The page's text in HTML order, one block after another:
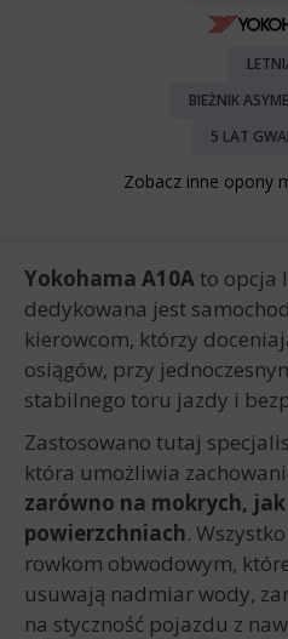
BIEŻNIK
5 LAT
Zobacz inne opony
Yokohama A10A to opcja
dedykowana jest
kierowcom, którzy
osiągów, przy
stabilnego toru jazdy i
Zastosowano tutaj
która umożliwia
zarówno na mokrych, jak
powierzchniach.
rowkom obwodowym,
usuwają nadmiar wody,
na styczność pojazdu z